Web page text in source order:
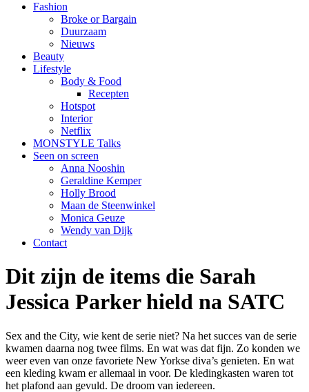
Fashion
Broke or Bargain
Duurzaam
Nieuws
Beauty
Lifestyle
Body & Food
Recepten
Hotspot
Interior
Netflix
MONSTYLE Talks
Seen on screen
Anna Nooshin
Geraldine Kemper
Holly Brood
Maan de Steenwinkel
Monica Geuze
Wendy van Dijk
Contact
Dit zijn de items die Sarah
Jessica Parker hield na SATC
Sex and the City, wie kent de serie niet? Na het succes van de serie
kwamen daarna nog twee films. En wat was dat fijn. Zo konden we
weer even van onze favoriete New Yorkse diva’s genieten. En wat
een kleding kwam er allemaal in voor. De kledingkasten waren tot
het plafond aan gevuld. De droom van iedereen.